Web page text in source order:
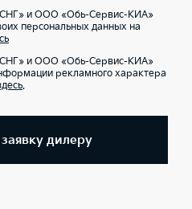
и ООО «Обь-Сервис-КИА»
персональных данных на
и ООО «Обь-Сервис-КИА»
рекламного характера
.
дилеру